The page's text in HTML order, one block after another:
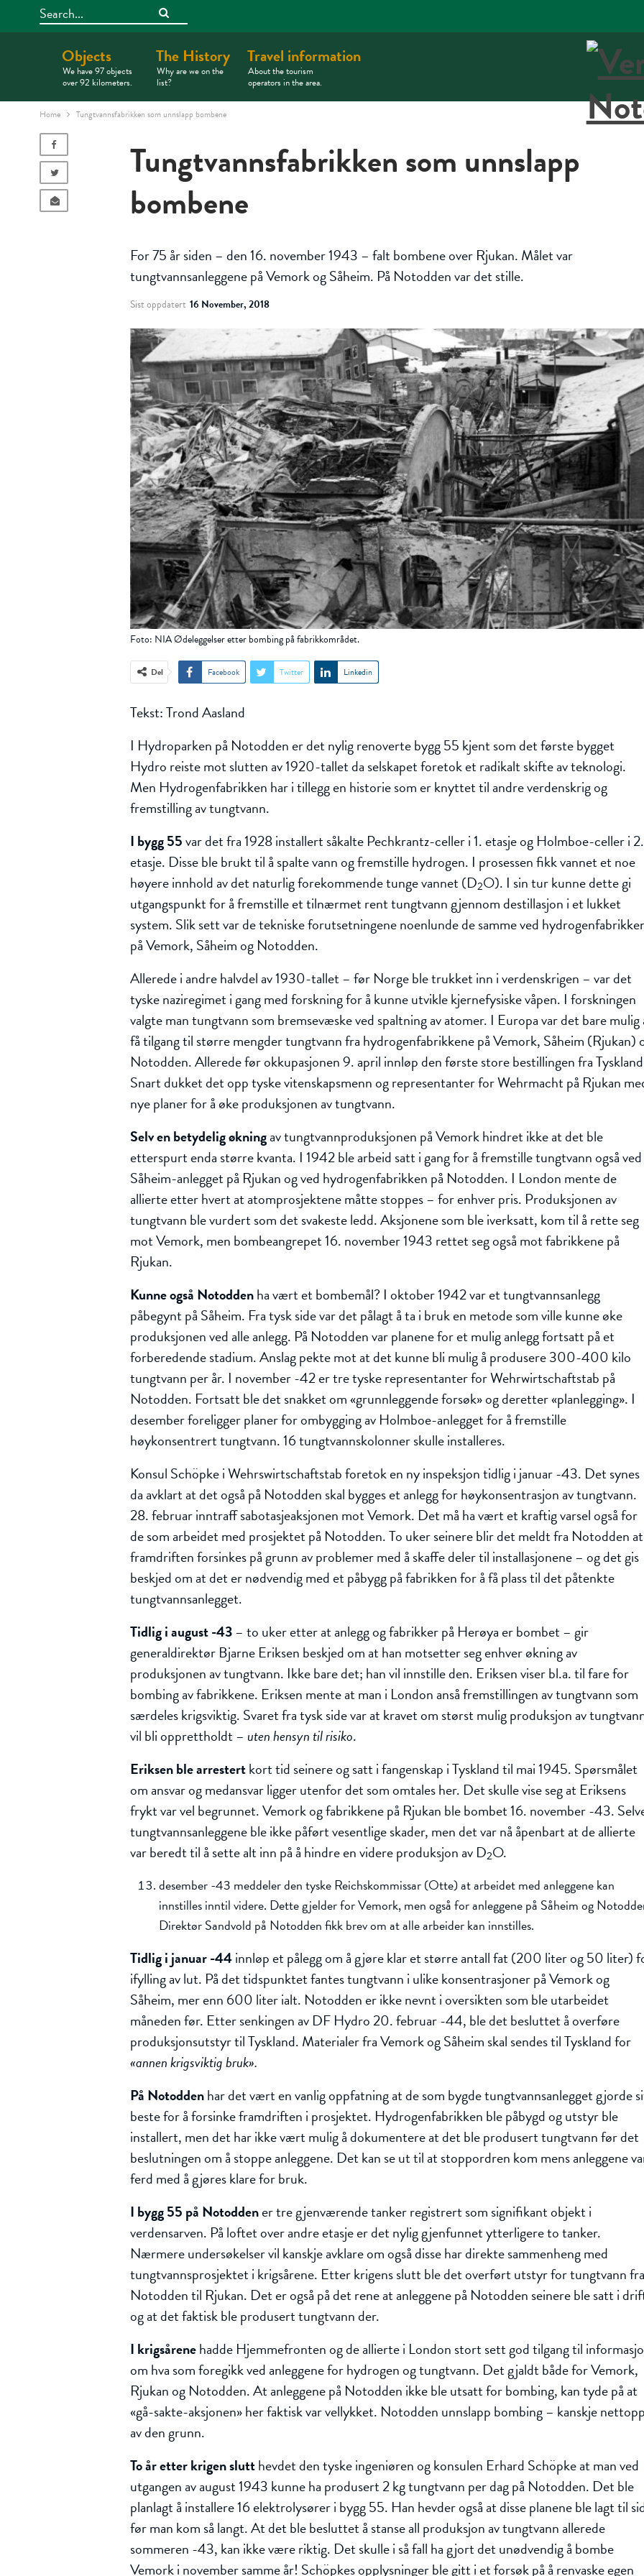
Objects
We have 97 objects
over 92 kilometers.
The History
Why are we on the
list?
Travel information
About the tourism
operators in the area.
Home Tungtvannsfabrikken som unnslapp bombene
Tungtvannsfabrikken som unnslapp
bombene
For 75 år siden – den 16. november 1943 – falt bombene over Rjukan. Målet var
tungtvannsanleggene på Vemork og Såheim. På Notodden var det stille.
Sist oppdatert 16 November, 2018
Foto: NIA Ødeleggelser etter bombing på fabrikkområdet.
Del Facebook Twitter Linkedin
Tekst: Trond Aasland
I Hydroparken på Notodden er det nylig renoverte bygg 55 kjent som det første bygget
Hydro reiste mot slutten av 1920-tallet da selskapet foretok et radikalt skifte av teknologi.
Men Hydrogenfabrikken har i tillegg en historie som er knyttet til andre verdenskrig og
fremstilling av tungtvann.
I bygg 55var det fra 1928 installert såkalte Pechkrantz-celler i 1. etasje og Holmboe-celler i 2.
etasje. Disse ble brukt til å spalte vann og fremstille hydrogen. I prosessen fikk vannet et noe
høyere innhold av det naturlig forekommende tunge vannet (D2O). I sin tur kunne dette gi
utgangspunkt for å fremstille et tilnærmet rent tungtvann gjennom destillasjon i et lukket
system. Slik sett var de tekniske forutsetningene noenlunde de samme ved
på Vemork, Såheim og Notodden.
Allerede i andre halvdel av 1930-tallet – før Norge ble trukket inn i verdenskrigen – var det
tyske naziregimet i gang med forskning for å kunne utvikle kjernefysiske våpen. I forskningen
valgte man tungtvann som bremsevæske ved spaltning av atomer. I Europa var det bare mulig
få tilgang til større mengder tungtvann fra hydrogenfabrikkene på Vemork, Såheim (Rjukan)
Notodden. Allerede før okkupasjonen 9. april innløp den første store bestillingen fra
Snart dukket det opp tyske vitenskapsmenn og representanter for Wehrmacht på Rjukan
nye planer for å øke produksjonen av tungtvann.
Selv en betydelig økningav tungtvannproduksjonen på Vemork hindret ikke at det ble
etterspurt enda større kvanta. I 1942 ble arbeid satt i gang for å fremstille tungtvann også ved
Såheim-anlegget på Rjukan og ved hydrogenfabrikken på Notodden. I London mente de
allierte etter hvert at atomprosjektene måtte stoppes – for enhver pris. Produksjonen av
tungtvann ble vurdert som det svakeste ledd. Aksjonene som ble iverksatt, kom til å rette seg
mot Vemork, men bombeangrepet 16. november 1943 rettet seg også mot fabrikkene på
Rjukan.
Kunne også Notoddenha vært et bombemål? I oktober 1942 var et tungtvannsanlegg
påbegynt på Såheim. Fra tysk side var det pålagt å ta i bruk en metode som ville kunne øke
produksjonen ved alle anlegg. På Notodden var planene for et mulig anlegg fortsatt på et
forberedende stadium. Anslag pekte mot at det kunne bli mulig å produsere 300-400 kilo
tungtvann per år. I november -42 er tre tyske representanter for Wehrwirtschaftstab på
Notodden. Fortsatt ble det snakket om «grunnleggende forsøk» og deretter «planlegging». I
desember foreligger planer for ombygging av Holmboe-anlegget for å fremstille
høykonsentrert tungtvann. 16 tungtvannskolonner skulle installeres.
Konsul Schöpke i Wehrswirtschaftstab foretok en ny inspeksjon tidlig i januar -43. Det synes
da avklart at det også på Notodden skal bygges et anlegg for høykonsentrasjon av tungtvann.
28. februar inntraff sabotasjeaksjonen mot Vemork. Det må ha vært et kraftig varsel også for
de som arbeidet med prosjektet på Notodden. To uker seinere blir det meldt fra Notodden at
framdriften forsinkes på grunn av problemer med å skaffe deler til installasjonene – og det gis
beskjed om at det er nødvendig med et påbygg på fabrikken for å få plass til det påtenkte
tungtvannsanlegget.
Tidlig i august -43– to uker etter at anlegg og fabrikker på Herøya er bombet – gir
generaldirektør Bjarne Eriksen beskjed om at han motsetter seg enhver økning av
produksjonen av tungtvann. Ikke bare det; han vil innstille den. Eriksen viser bl.a. til fare for
bombing av fabrikkene. Eriksen mente at man i London anså fremstillingen av tungtvann som
særdeles krigsviktig. Svaret fra tysk side var at kravet om størst mulig produksjon av
vil bli opprettholdt – uten hensyn til risiko.
Eriksen ble arrestertkort tid seinere og satt i fangenskap i Tyskland til mai 1945. Spørsmålet
om ansvar og medansvar ligger utenfor det som omtales her. Det skulle vise seg at Eriksens
frykt var vel begrunnet. Vemork og fabrikkene på Rjukan ble bombet 16. november -43.
tungtvannsanleggene ble ikke påført vesentlige skader, men det var nå åpenbart at de allierte
var beredt til å sette alt inn på å hindre en videre produksjon av D2O.
desember -43 meddeler den tyske Reichskommissar (Otte) at arbeidet med anleggene kan
innstilles inntil videre. Dette gjelder for Vemork, men også for anleggene på Såheim og
Direktør Sandvold på Notodden fikk brev om at alle arbeider kan innstilles.
Tidlig i januar-44innløp et pålegg om å gjøre klar et større antall fat (200 liter og 50 liter)
ifylling av lut. På det tidspunktet fantes tungtvann i ulike konsentrasjoner på Vemork og
Såheim, mer enn 600 liter ialt. Notodden er ikke nevnt i oversikten som ble utarbeidet
måneden før. Etter senkingen av DF Hydro 20. februar -44, ble det besluttet å overføre
produksjonsutstyr til Tyskland. Materialer fra Vemork og Såheim skal sendes til Tyskland for
«annen krigsviktig bruk».
På Notoddenhar det vært en vanlig oppfatning at de som bygde tungtvannsanlegget gjorde
beste for å forsinke framdriften i prosjektet. Hydrogenfabrikken ble påbygd og utstyr ble
installert, men det har ikke vært mulig å dokumentere at det ble produsert tungtvann før det
beslutningen om å stoppe anleggene. Det kan se ut til at stoppordren kom mens anleggene
ferd med å gjøres klare for bruk.
I bygg 55 på Notoddener tre gjenværende tanker registrert som signifikant objekt i
verdensarven. På loftet over andre etasje er det nylig gjenfunnet ytterligere to tanker.
Nærmere undersøkelser vil kanskje avklare om også disse har direkte sammenheng med
tungtvannsprosjektet i krigsårene. Etter krigens slutt ble det overført utstyr for tungtvann
Notodden til Rjukan. Det er også på det rene at anleggene på Notodden seinere ble satt i
og at det faktisk ble produsert tungtvann der.
I krigsårenehadde Hjemmefronten og de allierte i London stort sett god tilgang til
om hva som foregikk ved anleggene for hydrogen og tungtvann. Det gjaldt både for Vemork,
Rjukan og Notodden. At anleggene på Notodden ikke ble utsatt for bombing, kan tyde på at
«gå-sakte-aksjonen» her faktisk var vellykket. Notodden unnslapp bombing – kanskje
av den grunn.
To år etter krigen slutthevdet den tyske ingeniøren og konsulen Erhard Schöpke at man ved
utgangen av august 1943 kunne ha produsert 2 kg tungtvann per dag på Notodden. Det ble
planlagt å installere 16 elektrolysører i bygg 55. Han hevder også at disse planene ble lagt til
før man kom så langt. At det ble besluttet å stanse all produksjon av tungtvann allerede
sommeren -43, kan ikke være riktig. Det skulle i så fall ha gjort det unødvendig å bombe
Vemork i november samme år! Schöpkes opplysninger ble gitt i et forsøk på å renvaske egen